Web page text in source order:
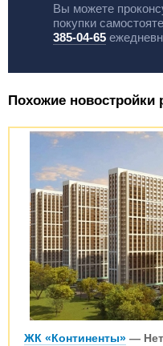
Вы можете
покупки
385-04-65
Похожие новостройки
ЖК «Континенты» —